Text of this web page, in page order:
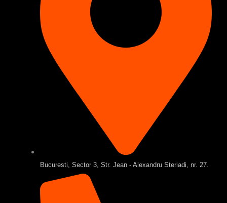
Bucuresti, Sector 3, Str. Jean - Alexandru Steriadi, nr. 27.